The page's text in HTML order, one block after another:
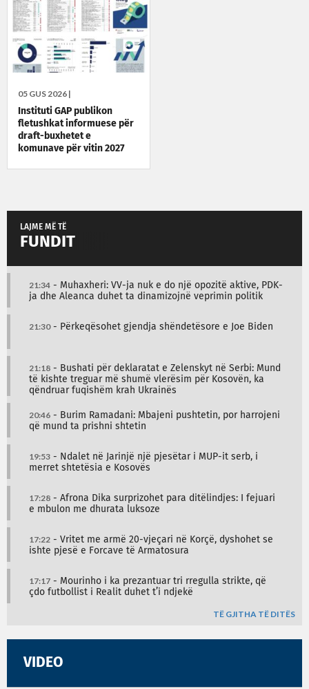
05 GUS 2026 |
Instituti GAP publikon
fletushkat informuese për
draft-buxhetet e
komunave për vitin 2027
LAJME MË TË
FUNDIT
21:34 - Muhaxheri: VV-ja nuk e do një opozitë aktive, PDK-
ja dhe Aleanca duhet ta dinamizojnë veprimin politik
21:30- Përkeqësohet gjendja shëndetësore e Joe Biden
21:18 - Bushati për deklaratat e Zelenskyt në Serbi: Mund
të kishte treguar më shumë vlerësim për Kosovën, ka
qëndruar fuqishëm krah Ukrainës
20:46 - Burim Ramadani: Mbajeni pushtetin, por harrojeni
që mund ta prishni shtetin
19:53 - Ndalet në Jarinjë një pjesëtar i MUP-it serb, i
merret shtetësia e Kosovës
17:28 - Afrona Dika surprizohet para ditëlindjes: I fejuari
e mbulon me dhurata luksoze
17:22 - Vritet me armë 20-vjeçari në Korçë, dyshohet se
ishte pjesë e Forcave të Armatosura
17:17 - Mourinho i ka prezantuar tri rregulla strikte, që
çdo futbollist i Realit duhet t’i ndjekë
TË GJITHA TË DITËS
VIDEO